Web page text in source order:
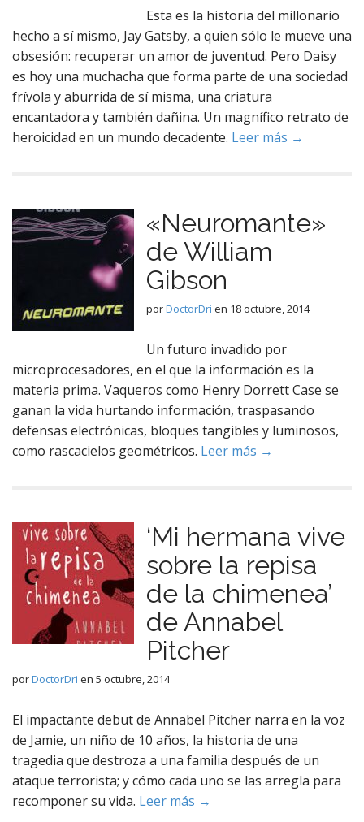
Esta es la historia del millonario
hecho a sí mismo, Jay Gatsby, a quien sólo le mueve una
obsesión: recuperar un amor de juventud. Pero Daisy
es hoy una muchacha que forma parte de una sociedad
frívola y aburrida de sí misma, una criatura
encantadora y también dañina. Un magnífico retrato de
heroicidad en un mundo decadente. Leer más →
«Neuromante»
de William
Gibson
porDoctorDri en 18 octubre, 2014
Un futuro invadido por
microprocesadores, en el que la información es la
materia prima. Vaqueros como Henry Dorrett Case se
ganan la vida hurtando información, traspasando
defensas electrónicas, bloques tangibles y luminosos,
como rascacielos geométricos. Leer más →
‘Mi hermana vive
sobre la repisa
de la chimenea’
de Annabel
Pitcher
porDoctorDri en 5 octubre, 2014
El impactante debut de Annabel Pitcher narra en la voz
de Jamie, un niño de 10 años, la historia de una
tragedia que destroza a una familia después de un
ataque terrorista; y cómo cada uno se las arregla para
recomponer su vida. Leer más →